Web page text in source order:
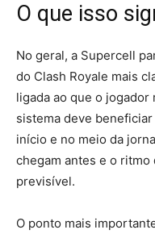
O que isso
No geral, a Supercell
do Clash Royale mais
ligada ao que o
sistema deve
início e no meio da
chegam antes e o
previsível.
O ponto mais